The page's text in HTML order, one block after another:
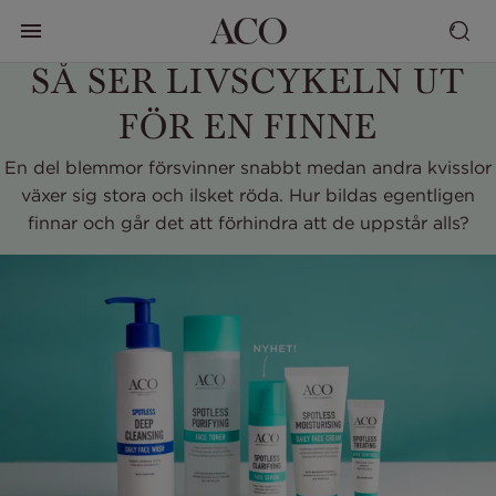
SÅ SER LIVSCYKELN UT
FÖR EN FINNE
En del blemmor försvinner snabbt medan andra kvisslor
växer sig stora och ilsket röda. Hur bildas egentligen
finnar och går det att förhindra att de uppstår alls?